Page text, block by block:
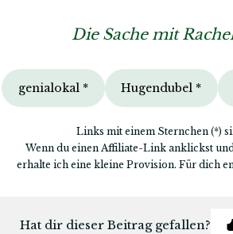
Die Sache mit
genialokal * Hugendubel *
Links mit einem Sternchen (*)
Wenn du einen Affiliate-Link anklickst
erhalte ich eine kleine Provision. Für dich
Hat dir dieser Beitrag gefallen?